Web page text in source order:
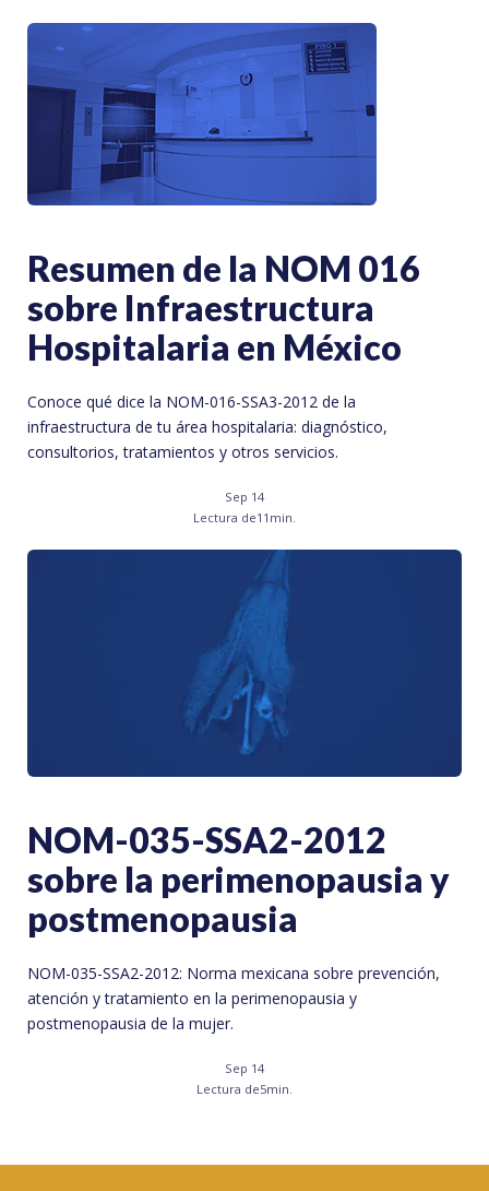
Resumen de la NOM 016
sobre Infraestructura
Hospitalaria en México
Conoce qué dice la NOM-016-SSA3-2012 de la
infraestructura de tu área hospitalaria: diagnóstico,
consultorios, tratamientos y otros servicios.
Sep 14
Lectura de11 min.
NOM-035-SSA2-2012
sobre la perimenopausia y
postmenopausia
NOM-035-SSA2-2012: Norma mexicana sobre prevención,
atención y tratamiento en la perimenopausia y
postmenopausia de la mujer.
Sep 14
Lectura de5min.